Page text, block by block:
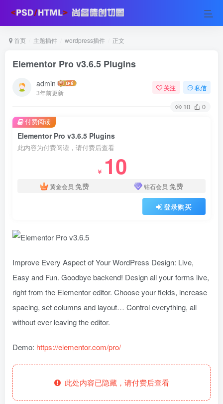
首页 主题插件 wordpress插件 正文
Elementor Pro v3.6.5 Plugins
admin
3年前更新
关注 私信
10 0
Elementor Pro v3.6.5 Plugins
此内容为付费阅读，请付费后查看
￥ 10
黄金会员 免费 钻石会员 免费
登录购买
付费阅读
Improve Every Aspect of Your WordPress Design: Live,
Easy and Fun. Goodbye backend! Design all your forms live,
right from the Elementor editor. Choose your fields, increase
spacing, set columns and layout… Control everything, all
without ever leaving the editor.
Demo: https://elementor.com/pro/
此处内容已隐藏，请付费后查看